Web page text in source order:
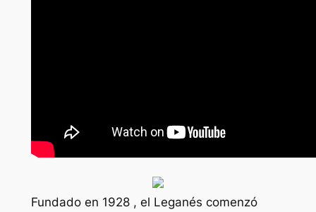
Fundado en 1928 , el Leganés comenzó